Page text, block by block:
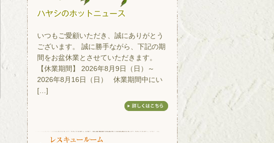
いつもご愛顧いただき、誠にありがとう
ございます。 誠に勝手ながら、下記の期
間をお盆休業とさせていただきます。
【休業期間】 2026年8月9日（日）～
2026年8月16日（日） 休業期間中にい
[…]